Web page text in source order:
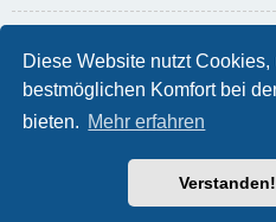
Diese Website nutzt Cookies,
bestmöglichen Komfort bei
bieten. Mehr erfahren
Verstanden!
Foren-Übersicht Alle
Deutsche
phpBB post